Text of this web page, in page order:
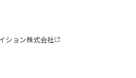
ション株式会社